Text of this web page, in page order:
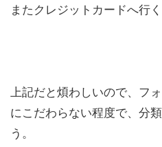
またクレジットカードへ行
上記だと煩わしいので、フ
にこだわらない程度で、分
う。